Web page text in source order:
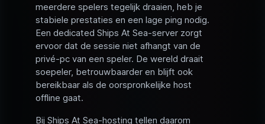
meerdere spelers tegelijk draaien, heb je
stabiele prestaties en een lage ping nodig.
Een dedicated Ships At Sea-server zorgt
ervoor dat de sessie niet afhangt van de
privé-pc van een speler. De wereld draait
soepeler, betrouwbaarder en blijft ook
bereikbaar als de oorspronkelijke host
offline gaat.
Bij Ships At Sea-hosting tellen daarom